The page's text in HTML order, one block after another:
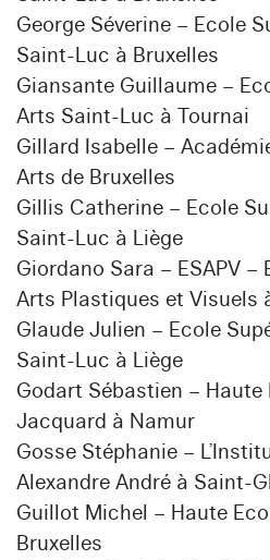
George Séverine – Ecole
Saint-Luc à Bruxelles
Giansante Guillaume –
Arts Saint-Luc à Tournai
Gillard Isabelle –
Arts de Bruxelles
Gillis Catherine – Ecole
Saint-Luc à Liège
Giordano Sara – ESAPV –
Arts Plastiques et Visuels
Glaude Julien – Ecole
Saint-Luc à Liège
Godart Sébastien – Haute
Jacquard à Namur
Gosse Stéphanie –
Alexandre André à Saint-
Guillot Michel – Haute
Bruxelles